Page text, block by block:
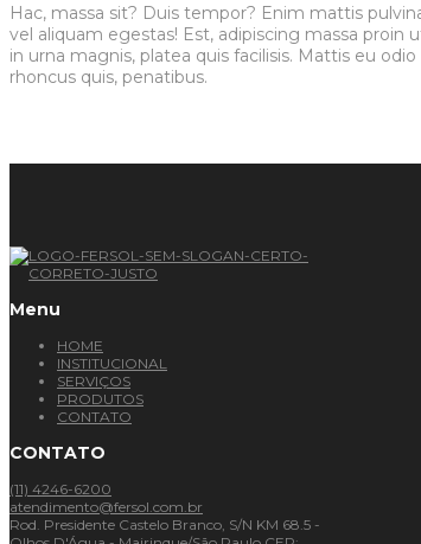
Hac, massa sit? Duis tempor? Enim mattis
vel aliquam egestas! Est, adipiscing massa
in urna magnis, platea quis facilisis. Mattis eu
rhoncus quis, penatibus.
Menu
HOME
INSTITUCIONAL
SERVIÇOS
PRODUTOS
CONTATO
CONTATO
(11) 4246-6200
atendimento@fersol.com.br
Rod. Presidente Castelo Branco, S/N KM 68.5 -